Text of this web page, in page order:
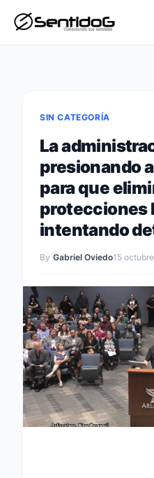
SIN CATEGORÍA
La
presionando
para que
protecciones
intentando
By Gabriel Oviedo15